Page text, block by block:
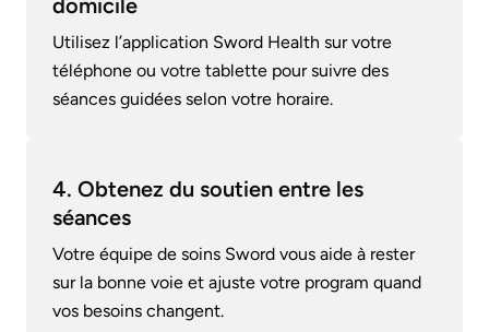
domicile
Utilisez l’application Sword Health sur votre
téléphone ou votre tablette pour suivre des
séances guidées selon votre horaire.
4. Obtenez du soutien entre les
séances
Votre équipe de soins Sword vous aide à rester
sur la bonne voie et ajuste votre program quand
vos besoins changent.